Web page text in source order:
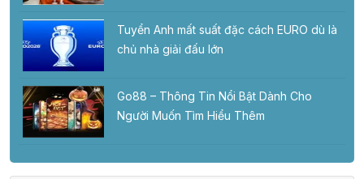
Tuyển Anh mất suất đặc cách EURO dù là
chủ nhà giải đấu lớn
Go88 – Thông Tin Nổi Bật Dành Cho
Người Muốn Tìm Hiểu Thêm